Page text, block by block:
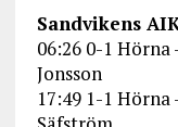
Sandvikens
06:26 0-1 Hörna
Jonsson
17:49 1-1 Hörna